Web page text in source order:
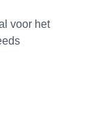
voor het